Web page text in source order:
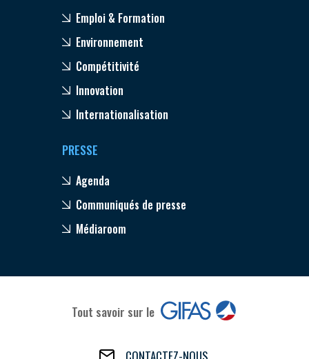
Emploi & Formation
Environnement
Compétitivité
Innovation
Internationalisation
PRESSE
Agenda
Communiqués de presse
Médiaroom
Tout savoir sur le
CONTACTEZ-NOUS